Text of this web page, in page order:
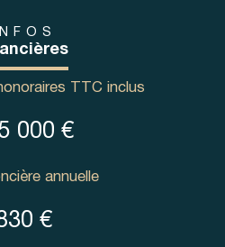
TTC inclus
000 €
annuelle
€